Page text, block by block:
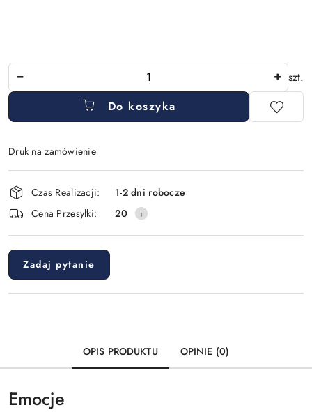
szt.
Do koszyka
Druk na zamówienie
Dostępność
i
dostawa
Czas Realizacji:
1-2 dni robocze
Cena Przesyłki:
20
Zadaj pytanie
OPIS PRODUKTU OPINIE (0)
Emocje